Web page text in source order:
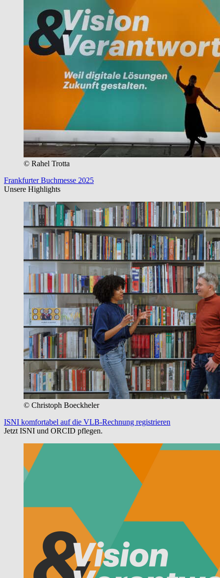
© Rahel Trotta
Frankfurter Buchmesse 2025
Unsere Highlights
© Christoph Boeckheler
ISNI komfortabel auf die VLB-Rechnung registrieren
Jetzt ISNI und ORCID pflegen.